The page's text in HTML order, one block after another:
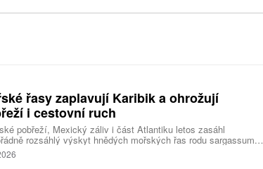
řasy zaplavují Karibik a ohrožují
i cestovní ruch
pobřeží, Mexický záliv i část Atlantiku letos zasáhl
rozsáhlý výskyt hnědých mořských řas rodu sargassum.
se hromadí miliony tun biomasy, která po vyplavení rychle
zhoršuje kvalitu vody, omezuje život mořských organismů a